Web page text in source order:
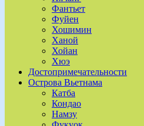
Фантьет
Фуйен
Хошимин
Ханой
Хойан
Хюэ
Достопримечательности
Острова Вьетнама
Катба
Кондао
Намзу